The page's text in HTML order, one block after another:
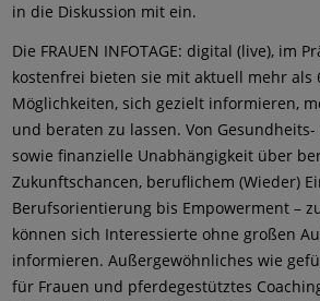
in die Diskussion mit ein.
Die FRAUEN INFOTAGE: digital (live), im
kostenfrei bieten sie mit aktuell mehr als
Möglichkeiten, sich gezielt informieren,
und beraten zu lassen. Von
sowie finanzielle Unabhängigkeit über
Zukunftschancen, beruflichem (Wieder)
Berufsorientierung bis Empowerment –
können sich Interessierte ohne großen
informieren. Außergewöhnliches wie
für Frauen und pferdegestütztes